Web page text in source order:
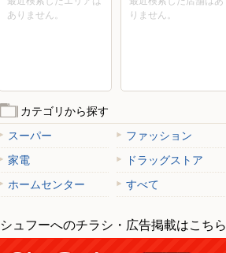
ありません。
りません。
カテゴリから探す
スーパー
ファッション
家電
ドラッグストア
ホームセンター
すべて
シュフーへのチラシ・広告掲載はこちら